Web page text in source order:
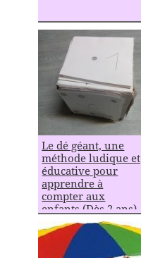
Le dé géant, une
méthode ludique et
éducative pour
apprendre à
compter aux
enfants (Dès 2 ans)